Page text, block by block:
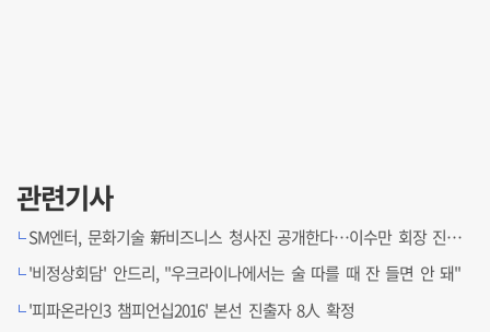
관련기사
SM엔터, 문화기술 新비즈니스 청사진 공개한다…이수만 회장 진두지휘
'비정상회담' 안드리, "우크라이나에서는 술 따를 때 잔 들면 안 돼"
'피파온라인3 챔피언십2016' 본선 진출자 8人 확정